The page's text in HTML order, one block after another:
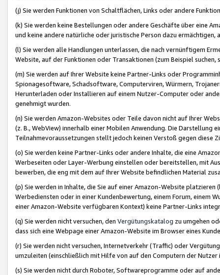
(j) Sie werden Funktionen von Schaltflächen, Links oder andere
(k) Sie werden keine Bestellungen oder andere Geschäfte über eine
und keine andere natürliche oder juristische Person dazu
(l) Sie werden alle Handlungen unterlassen, die nach vernünftigem
Website, auf der Funktionen oder Transaktionen (zum Beispiel
(m) Sie werden auf Ihrer Website keine Partner-Links oder
Spionagesoftware, Schadsoftware, Computerviren, Würmern,
Herunterladen oder Installieren auf einem Nutzer-Computer oder
genehmigt wurden.
(n) Sie werden Amazon-Websites oder Teile davon nicht auf Ihrer
(z. B., WebView) innerhalb einer Mobilen Anwendung. Die Darstellung
Teilnahmevoraussetzungen stellt jedoch keinen Verstoß gegen diese
(o) Sie werden keine Partner-Links oder andere Inhalte, die eine
Werbeseiten oder Layer-Werbung einstellen oder bereitstellen, mit
bewerben, die eng mit dem auf Ihrer Website befindlichen Material
(p) Sie werden in Inhalte, die Sie auf einer Amazon-Website
Werbediensten oder in einer Kundenbewertung, einem Forum, einem
einer Amazon-Website verfügbaren Kontext) keine Partner-Links
(q) Sie werden nicht versuchen, den Vergütungskatalog zu umgehen
dass sich eine Webpage einer Amazon-Website im Browser eines
(r) Sie werden nicht versuchen, Internetverkehr (Traffic) oder
umzuleiten (einschließlich mit Hilfe von auf den Computern der
(s) Sie werden nicht durch Roboter, Softwareprogramme oder auf